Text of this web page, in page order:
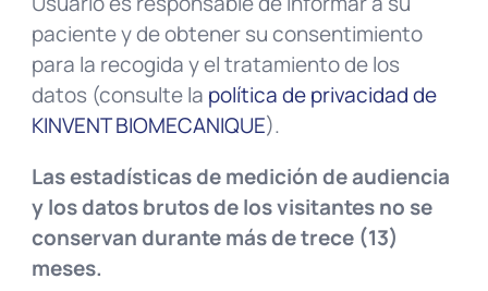
paciente y de obtener su consentimiento
para la recogida y el tratamiento de los
datos (consulte la política de privacidad de
KINVENT BIOMECANIQUE).
Las estadísticas de medición de audiencia
y los datos brutos de los visitantes no se
conservan durante más de trece (13)
meses.